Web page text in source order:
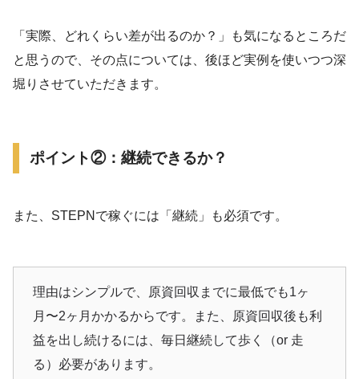
「実際、どれくらい差が出るのか？」も気になるところだ
と思うので、その点については、後ほど実例を使いつつ深
堀りさせていただきます。
ポイント②：継続できるか？
また、STEPNで稼ぐには「継続」も必須です。
理由はシンプルで、原資回収までに最低でも1ヶ
月〜2ヶ月かかるからです。また、原資回収後も利
益を出し続けるには、毎日継続して歩く（or 走
る）必要があります。